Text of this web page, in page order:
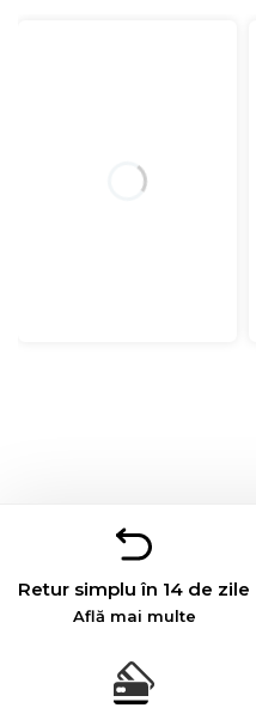
Retur simplu în 14 de zile
Află mai multe